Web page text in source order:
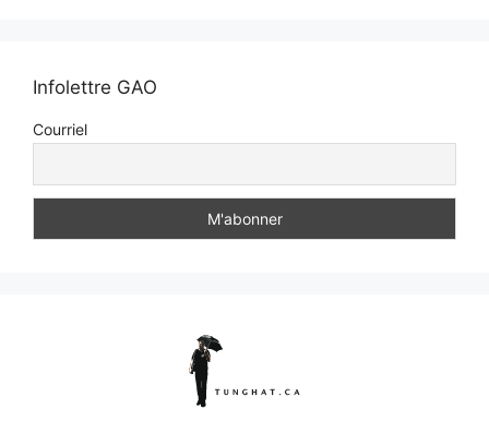
Infolettre GAO
Courriel